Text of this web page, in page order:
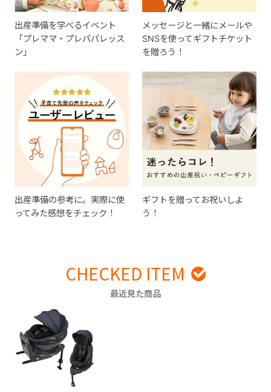
出産準備を学べるイベント
「プレママ・プレパパレッス
ン」
メッセージと一緒にメールや
SNSを使ってギフトチケット
を贈ろう！
出産準備の参考に。実際に使
ってみた感想をチェック！
ギフトを贈ってお祝いしよ
う！
CHECKED ITEM
最近見た商品